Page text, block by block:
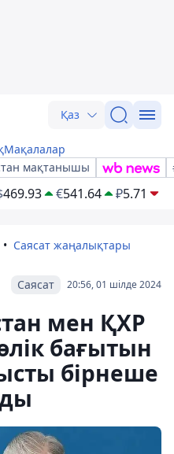
Қаз
Мақалалар
мақтанышы
469.93 €541.64 ₽5.71
Саясат жаңалықтары
20:56, 01 шілде 2024
Саясат
мен ҚХР
бағытын
бірнеше